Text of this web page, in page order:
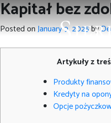
Kapitał bez
Posted onJanuary 9, 2025by
Artykuły z
Produkty
Kredyty na
Opcje